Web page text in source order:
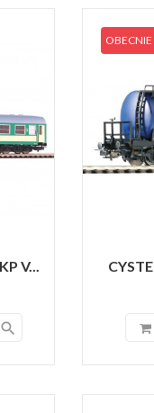
V...
search
OBECNIE